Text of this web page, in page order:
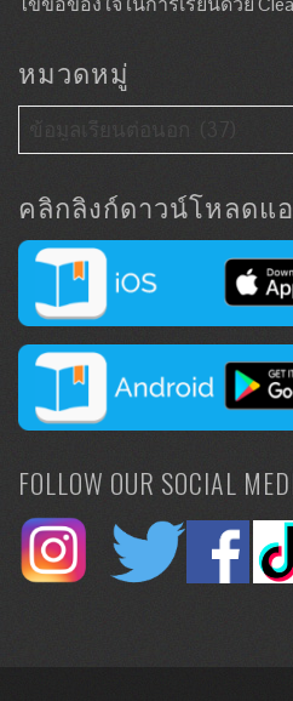
หมวดหมู่
คลิกลิงก์ดาวน์โหลดแอป
FOLLOW OUR SOCIAL